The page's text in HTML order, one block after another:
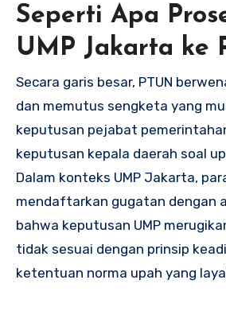
Seperti Apa
UMP Jakarta ke
Secara garis besar, PTUN
dan memutus sengketa yang
keputusan pejabat
keputusan kepala daerah soal
Dalam konteks UMP Jakarta,
mendaftarkan gugatan dengan
bahwa keputusan UMP
tidak sesuai dengan prinsip
ketentuan norma upah yang